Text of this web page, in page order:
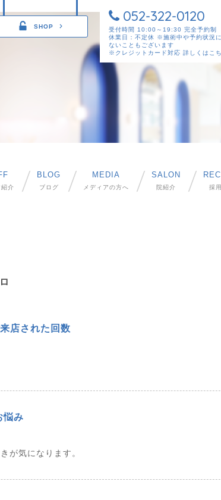
SHOP
052-322-0120
受付時間 10:00～19:30 完全予約制
休業日：不定休 ※施術中や予約状況
ないこともございます
※クレジットカード対応 詳しくはこ
介
BLOG
ブログ
MEDIA
メディアの方へ
SALON
院紹介 採
店された回数
悩み
が気になります。